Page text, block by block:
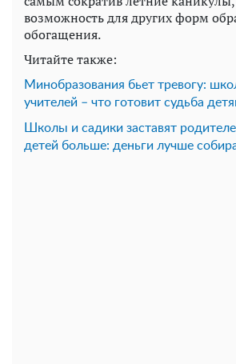
возможность для других форм
обогащения.
Читайте также:
Минобразования бьет тревогу:
учителей – что готовит судьба
Школы и садики заставят
детей больше: деньги лучше